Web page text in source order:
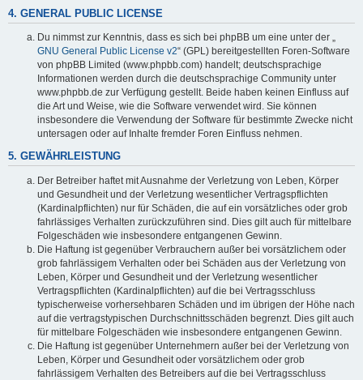
4. GENERAL PUBLIC LICENSE
Du nimmst zur Kenntnis, dass es sich bei phpBB um eine unter der „
GNU General Public License v2“ (GPL) bereitgestellten Foren-Software
von phpBB Limited (www.phpbb.com) handelt; deutschsprachige
Informationen werden durch die deutschsprachige Community unter
www.phpbb.de zur Verfügung gestellt. Beide haben keinen Einfluss auf
die Art und Weise, wie die Software verwendet wird. Sie können
insbesondere die Verwendung der Software für bestimmte Zwecke nicht
untersagen oder auf Inhalte fremder Foren Einfluss nehmen.
5. GEWÄHRLEISTUNG
Der Betreiber haftet mit Ausnahme der Verletzung von Leben, Körper
und Gesundheit und der Verletzung wesentlicher Vertragspflichten
(Kardinalpflichten) nur für Schäden, die auf ein vorsätzliches oder grob
fahrlässiges Verhalten zurückzuführen sind. Dies gilt auch für mittelbare
Folgeschäden wie insbesondere entgangenen Gewinn.
Die Haftung ist gegenüber Verbrauchern außer bei vorsätzlichem oder
grob fahrlässigem Verhalten oder bei Schäden aus der Verletzung von
Leben, Körper und Gesundheit und der Verletzung wesentlicher
Vertragspflichten (Kardinalpflichten) auf die bei Vertragsschluss
typischerweise vorhersehbaren Schäden und im übrigen der Höhe nach
auf die vertragstypischen Durchschnittsschäden begrenzt. Dies gilt auch
für mittelbare Folgeschäden wie insbesondere entgangenen Gewinn.
Die Haftung ist gegenüber Unternehmern außer bei der Verletzung von
Leben, Körper und Gesundheit oder vorsätzlichem oder grob
fahrlässigem Verhalten des Betreibers auf die bei Vertragsschluss